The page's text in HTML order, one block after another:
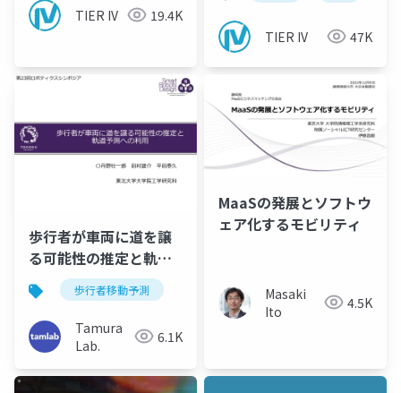
TIER IV 19.4K
TIER IV 47K
歩行者が車両に道を譲
る可能性の推定と軌道
予測への利用（第28回
ロボティクスシンポジ
ア）
歩行者移動予測
Tamura
Lab.
6.1K
MaaSの発展とソフトウ
ェア化するモビリティ
Masaki
Ito
4.5K